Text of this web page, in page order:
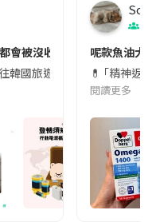
會被沒收😱出發前切記檢查
往韓國旅遊的民眾，近期要
Soul
呢款魚油大
💊 ｢精神返
閱讀更多